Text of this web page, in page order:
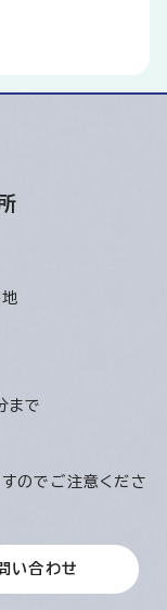
まで
のでご注意くださ
い合わせ